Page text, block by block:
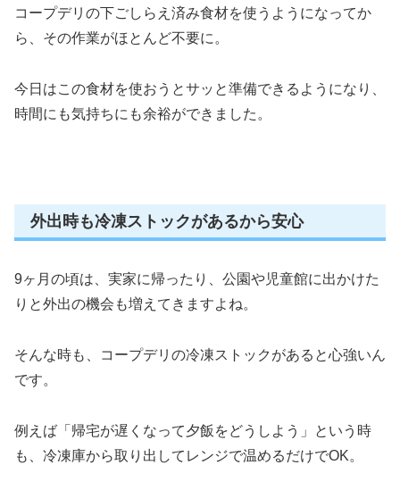
コープデリの下ごしらえ済み食材を使うようになってか
ら、その作業がほとんど不要に。
今日はこの食材を使おうとサッと準備できるようになり、
時間にも気持ちにも余裕ができました。
外出時も冷凍ストックがあるから安心
9ヶ月の頃は、実家に帰ったり、公園や児童館に出かけた
りと外出の機会も増えてきますよね。
そんな時も、コープデリの冷凍ストックがあると心強いん
です。
例えば「帰宅が遅くなって夕飯をどうしよう」という時
も、冷凍庫から取り出してレンジで温めるだけでOK。